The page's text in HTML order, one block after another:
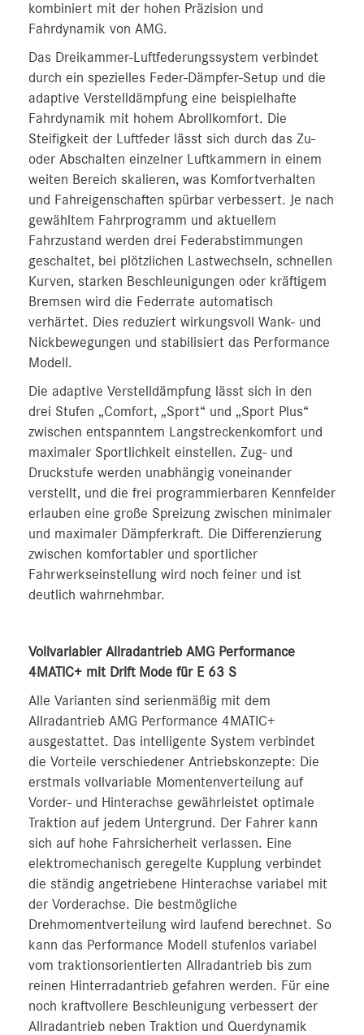
kombiniert mit der hohen Präzision und
Fahrdynamik von AMG.
Das Dreikammer-Luftfederungssystem verbindet
durch ein spezielles Feder-Dämpfer-Setup und die
adaptive Verstelldämpfung eine beispielhafte
Fahrdynamik mit hohem Abrollkomfort. Die
Steifigkeit der Luftfeder lässt sich durch das Zu-
oder Abschalten einzelner Luftkammern in einem
weiten Bereich skalieren, was Komfortverhalten
und Fahreigenschaften spürbar verbessert. Je nach
gewähltem Fahrprogramm und aktuellem
Fahrzustand werden drei Federabstimmungen
geschaltet, bei plötzlichen Lastwechseln, schnellen
Kurven, starken Beschleunigungen oder kräftigem
Bremsen wird die Federrate automatisch
verhärtet. Dies reduziert wirkungsvoll Wank- und
Nickbewegungen und stabilisiert das Performance
Modell.
Die adaptive Verstelldämpfung lässt sich in den
drei Stufen „Comfort, „Sport“ und „Sport Plus“
zwischen entspanntem Langstreckenkomfort und
maximaler Sportlichkeit einstellen. Zug- und
Druckstufe werden unabhängig voneinander
verstellt, und die frei programmierbaren Kennfelder
erlauben eine große Spreizung zwischen minimaler
und maximaler Dämpferkraft. Die Differenzierung
zwischen komfortabler und sportlicher
Fahrwerkseinstellung wird noch feiner und ist
deutlich wahrnehmbar.
Vollvariabler Allradantrieb AMG Performance
4MATIC+ mit Drift Mode für E 63 S
Alle Varianten sind serienmäßig mit dem
Allradantrieb AMG Performance 4MATIC+
ausgestattet. Das intelligente System verbindet
die Vorteile verschiedener Antriebskonzepte: Die
erstmals vollvariable Momentenverteilung auf
Vorder- und Hinterachse gewährleistet optimale
Traktion auf jedem Untergrund. Der Fahrer kann
sich auf hohe Fahrsicherheit verlassen. Eine
elektromechanisch geregelte Kupplung verbindet
die ständig angetriebene Hinterachse variabel mit
der Vorderachse. Die bestmögliche
Drehmomentverteilung wird laufend berechnet. So
kann das Performance Modell stufenlos variabel
vom traktionsorientierten Allradantrieb bis zum
reinen Hinterradantrieb gefahren werden. Für eine
noch kraftvollere Beschleunigung verbessert der
Allradantrieb neben Traktion und Querdynamik